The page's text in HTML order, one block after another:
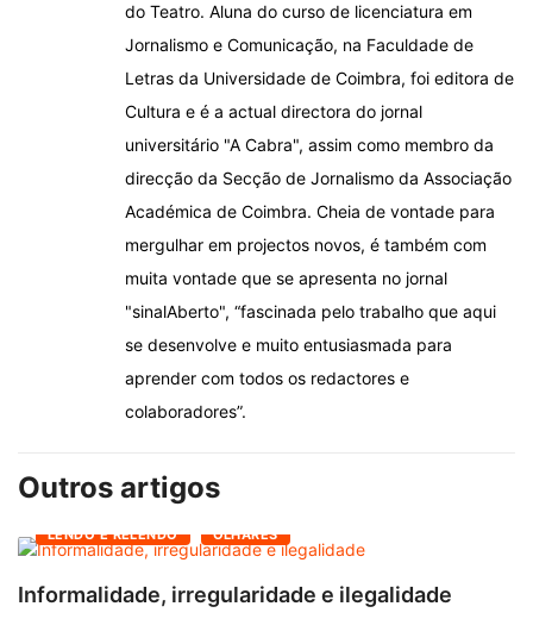
do Teatro. Aluna do curso de licenciatura em
Jornalismo e Comunicação, na Faculdade de
Letras da Universidade de Coimbra, foi editora de
Cultura e é a actual directora do jornal
universitário "A Cabra", assim como membro da
direcção da Secção de Jornalismo da Associação
Académica de Coimbra. Cheia de vontade para
mergulhar em projectos novos, é também com
muita vontade que se apresenta no jornal
"sinalAberto", “fascinada pelo trabalho que aqui
se desenvolve e muito entusiasmada para
aprender com todos os redactores e
colaboradores”.
Outros artigos
LENDO E RELENDO OLHARES
Informalidade, irregularidade e ilegalidade